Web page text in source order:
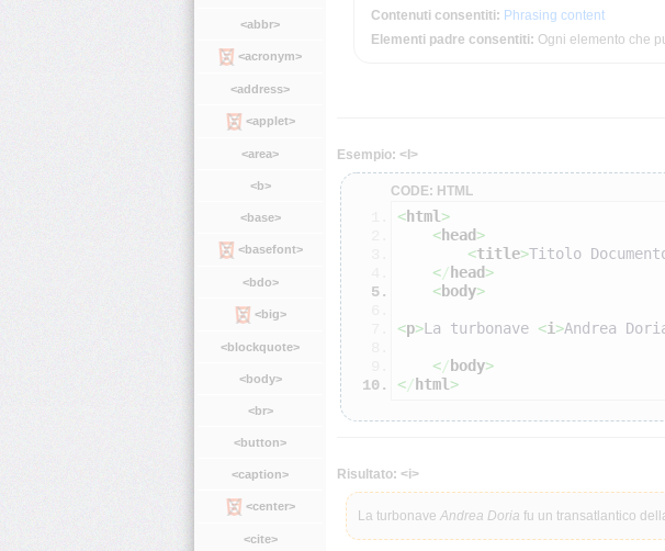
<abbr>
<acronym>
<address>
<applet>
<area>
<b>
<base>
<basefont>
<bdo>
<big>
<blockquote>
<body>
<br>
<button>
<caption>
<center>
<cite>
Contenuti consentiti: Phrasing content
Elementi padre consentiti: Ogni elemento che
Esempio: <I>
CODE: HTML
<html >
<head>
<title>Titolo
</ head>
<body>
<p>La turbonave <i>Andrea
</ body>
</ html >
Risultato: <i>
La turbonave Andrea Doria fu un transatlantico